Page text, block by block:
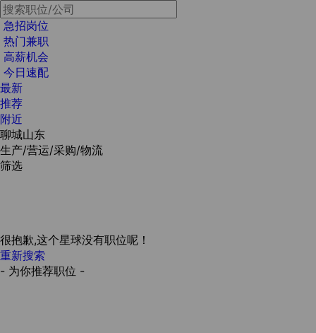
急招岗位
热门兼职
高薪机会
今日速配
最新
推荐
附近
聊城山东
生产/营运/采购/物流
筛选
很抱歉,这个星球没有职位呢！
重新搜索
- 为你推荐职位 -